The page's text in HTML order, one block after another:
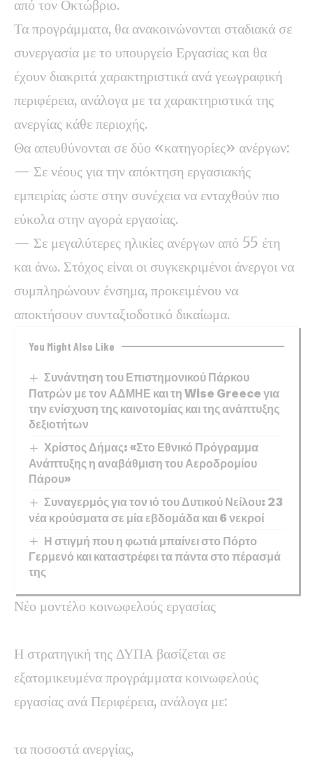
από τον Οκτώβριο.
Τα προγράμματα, θα ανακοινώνονται σταδιακά σε
συνεργασία με το υπουργείο Εργασίας και θα
έχουν διακριτά χαρακτηριστικά ανά γεωγραφική
περιφέρεια, ανάλογα με τα χαρακτηριστικά της
ανεργίας κάθε περιοχής.
Θα απευθύνονται σε δύο «κατηγορίες» ανέργων:
— Σε νέους για την απόκτηση εργασιακής
εμπειρίας ώστε στην συνέχεια να ενταχθούν πιο
εύκολα στην αγορά εργασίας.
— Σε μεγαλύτερες ηλικίες ανέργων από 55 έτη
και άνω. Στόχος είναι οι συγκεκριμένοι άνεργοι να
συμπληρώνουν ένσημα, προκειμένου να
αποκτήσουν συνταξιοδοτικό δικαίωμα.
You Might Also Like
Συνάντηση του Επιστημονικού Πάρκου
Πατρών με τον ΑΔΜΗΕ και τη Wise Greece για
την ενίσχυση της καινοτομίας και της ανάπτυξης
δεξιοτήτων
Χρίστος Δήμας: «Στο Εθνικό Πρόγραμμα
Ανάπτυξης η αναβάθμιση του Αεροδρομίου
Πάρου»
Συναγερμός για τον ιό του Δυτικού Νείλου: 23
νέα κρούσματα σε μία εβδομάδα και 6 νεκροί
Η στιγμή που η φωτιά μπαίνει στο Πόρτο
Γερμενό και καταστρέφει τα πάντα στο πέρασμά
της
Νέο μοντέλο κοινωφελούς εργασίας
Η στρατηγική της ΔΥΠΑ βασίζεται σε
εξατομικευμένα προγράμματα κοινωφελούς
εργασίας ανά Περιφέρεια, ανάλογα με:
τα ποσοστά ανεργίας,